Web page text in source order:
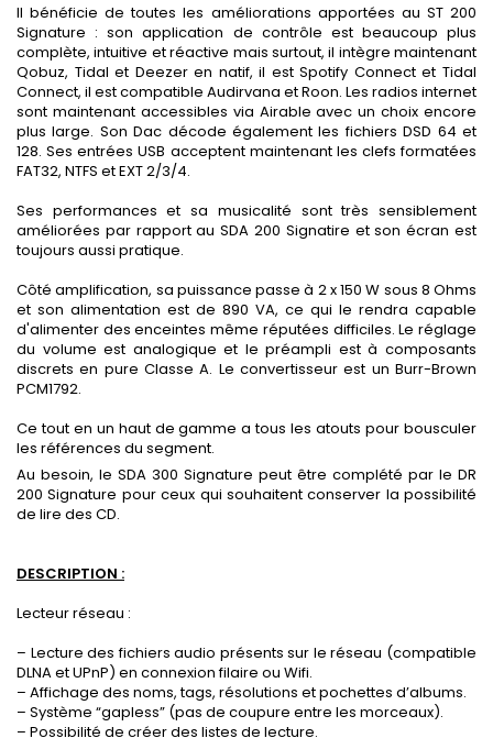
Il bénéficie de toutes les améliorations apportées au ST 200
Signature : son application de contrôle est beaucoup plus
complète, intuitive et réactive mais surtout, il intègre maintenant
Qobuz, Tidal et Deezer en natif, il est Spotify Connect et Tidal
Connect, il est compatible Audirvana et Roon. Les radios internet
sont maintenant accessibles via Airable avec un choix encore
plus large. Son Dac décode également les fichiers DSD 64 et
128. Ses entrées USB acceptent maintenant les clefs formatées
FAT32, NTFS et EXT 2/3/4.
Ses performances et sa musicalité sont très sensiblement
améliorées par rapport au SDA 200 Signatire et son écran est
toujours aussi pratique.
Côté amplification, sa puissance passe à 2 x 150 W sous 8 Ohms
et son alimentation est de 890 VA, ce qui le rendra capable
d'alimenter des enceintes même réputées difficiles. Le réglage
du volume est analogique et le préampli est à composants
discrets en pure Classe A. Le convertisseur est un Burr-Brown
PCM1792.
Ce tout en un haut de gamme a tous les atouts pour bousculer
les références du segment.
Au besoin, le SDA 300 Signature peut être complété par le DR
200 Signature pour ceux qui souhaitent conserver la possibilité
de lire des CD.
DESCRIPTION :
Lecteur réseau :
– Lecture des fichiers audio présents sur le réseau (compatible
DLNA et UPnP) en connexion filaire ou Wifi.
– Affichage des noms, tags, résolutions et pochettes d’albums.
– Système “gapless” (pas de coupure entre les morceaux).
– Possibilité de créer des listes de lecture.